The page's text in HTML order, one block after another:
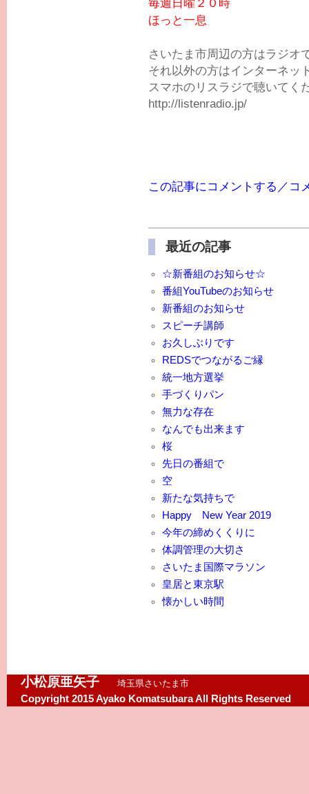
ほっと一息
さいたま市周辺の方はラジオ
それ以外の方はインターネッ
スマホのリスラジで聴いてく
http://listenradio.jp/
この記事にコメントする／コ
最近の記事
☆新番組のお知らせ☆
番組YouTubeのお知らせ
新番組のお知らせ
スピーチ講師
お久しぶりです
REDSでつながるご縁
統一地方選挙
手づくりパン
無力な存在
なんでも出来ます
桜
先日の番組で
空
新たな気持ちで
Happy New Year 2019
今年の締めくくりに
体調管理の大切さ
さいたま国際マラソン
皇居と東京駅
懐かしい時間
小松原亜矢子 埼玉県さいたま市
Copyright 2015 Ayako Komatsubara All Rights Reserved